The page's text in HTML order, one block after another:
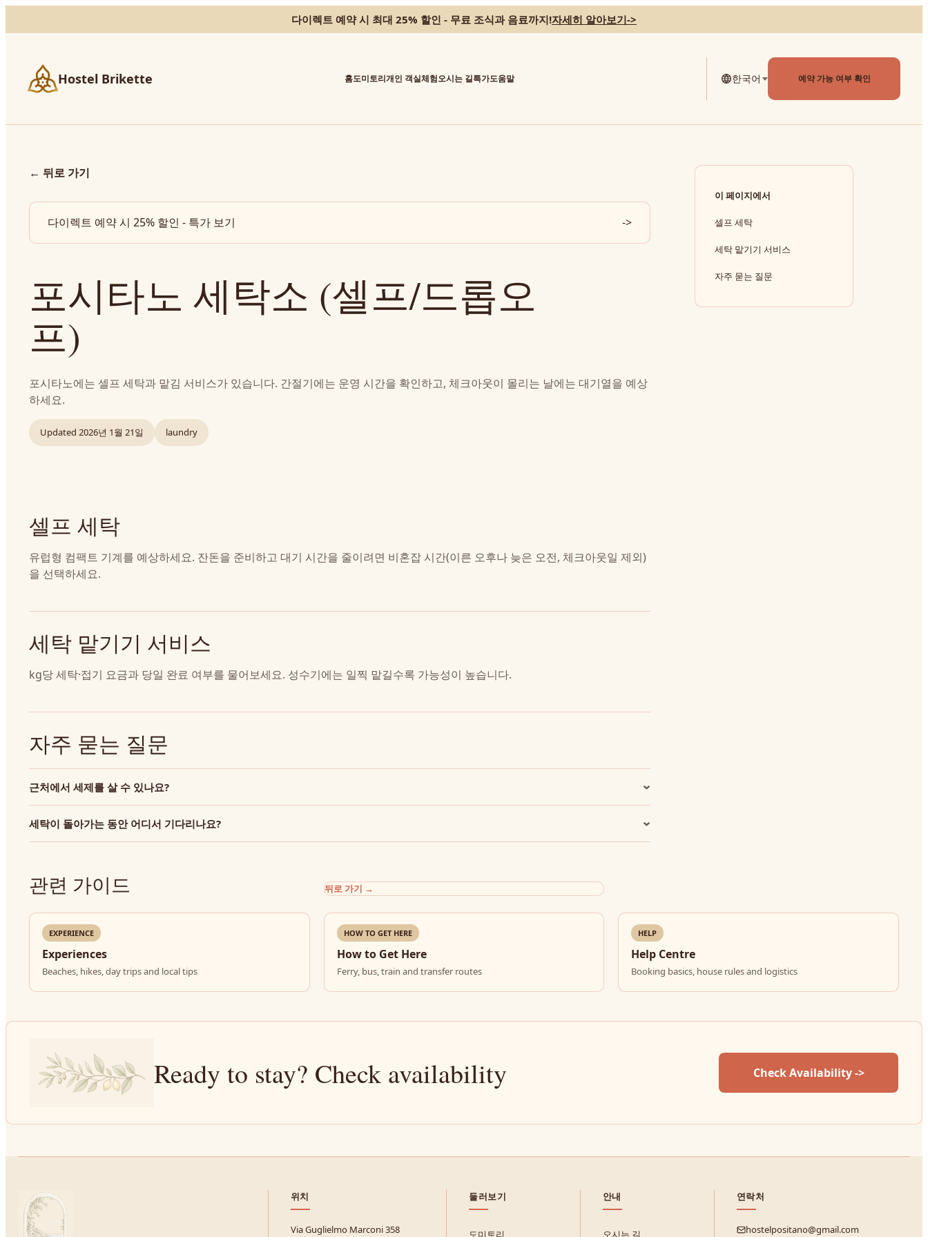
다이렉트 예약 시 최대 25% 할인 - 무료 조식과 음료까지!자세히 알아보기->
Hostel Brikette 홈도미토리개인 객실체험오시는 길특가도움말 한국어 예약 가능 여부 확인
← 뒤로 가기
다이렉트 예약 시 25% 할인 - 특가 보기 ->
포시타노 세탁소 (셀프/드롭오
프)
포시타노에는 셀프 세탁과 맡김 서비스가 있습니다. 간절기에는 운영 시간을 확인하고, 체크아웃이 몰리는 날에는 대기열을 예상
하세요.
Updated 2026년 1월 21일 laundry
셀프 세탁
유럽형 컴팩트 기계를 예상하세요. 잔돈을 준비하고 대기 시간을 줄이려면 비혼잡 시간(이른 오후나 늦은 오전, 체크아웃일 제외)
을 선택하세요.
세탁 맡기기 서비스
kg당 세탁·접기 요금과 당일 완료 여부를 물어보세요. 성수기에는 일찍 맡길수록 가능성이 높습니다.
자주 묻는 질문
근처에서 세제를 살 수 있나요?
세탁이 돌아가는 동안 어디서 기다리나요?
이 페이지에서
셀프 세탁
세탁 맡기기 서비스
자주 묻는 질문
관련 가이드 뒤로 가기 →
EXPERIENCE
Experiences
Beaches, hikes, day trips and local tips
HOW TO GET HERE
How to Get Here
Ferry, bus, train and transfer routes
HELP
Help Centre
Booking basics, house rules and logistics
Ready to stay? Check availability Check Availability ->
위치
Via Guglielmo Marconi 358
둘러보기
도미토리
안내
오시는 길
연락처
hostelpositano@gmail.com